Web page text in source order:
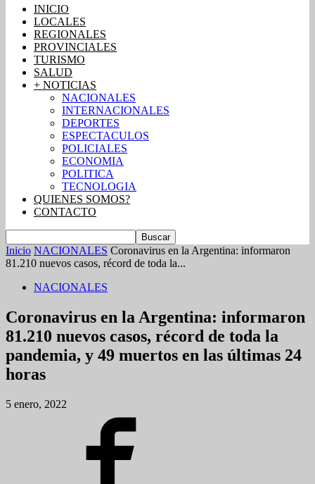
INICIO
LOCALES
REGIONALES
PROVINCIALES
TURISMO
SALUD
+ NOTICIAS
NACIONALES
INTERNACIONALES
DEPORTES
ESPECTACULOS
POLICIALES
ECONOMIA
POLITICA
TECNOLOGIA
QUIENES SOMOS?
CONTACTO
Inicio NACIONALES Coronavirus en la Argentina: informaron
81.210 nuevos casos, récord de toda la...
NACIONALES
Coronavirus en la Argentina: informaron
81.210 nuevos casos, récord de toda la
pandemia, y 49 muertos en las últimas 24
horas
5 enero, 2022